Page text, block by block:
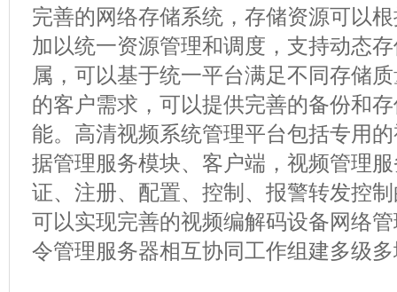
完善的网络存储系统，存储资源可以
加以统一资源管理和调度，支持动态
属，可以基于统一平台满足不同存储
的客户需求，可以提供完善的备份和
能。高清视频系统管理平台包括专用
据管理服务模块、客户端，视频管理
证、注册、配置、控制、报警转发控
可以实现完善的视频编解码设备网络
令管理服务器相互协同工作组建多级